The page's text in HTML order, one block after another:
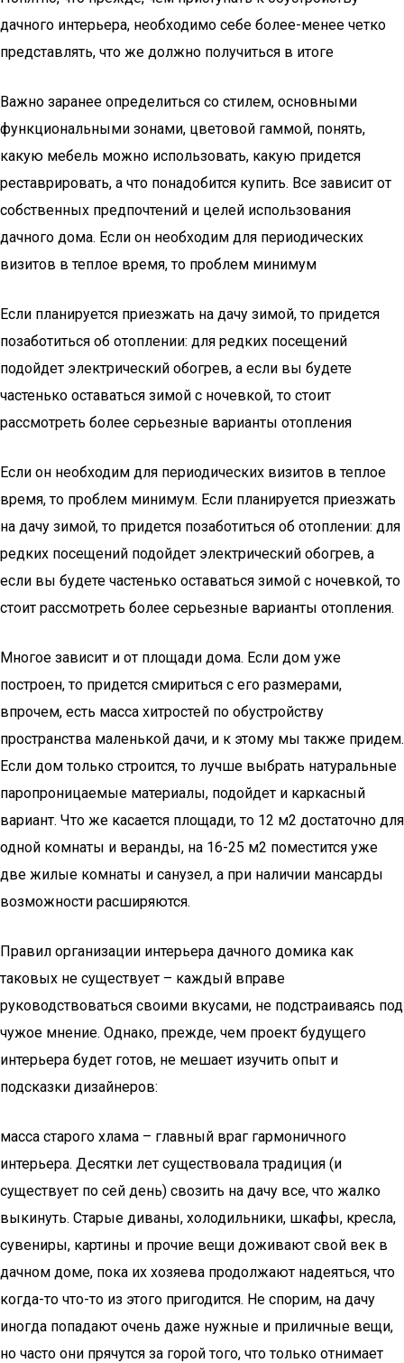
дачного интерьера, необходимо себе более-менее четко
представлять, что же должно получиться в итоге
Важно заранее определиться со стилем, основными
функциональными зонами, цветовой гаммой, понять,
какую мебель можно использовать, какую придется
реставрировать, а что понадобится купить. Все зависит от
собственных предпочтений и целей использования
дачного дома. Если он необходим для периодических
визитов в теплое время, то проблем минимум
Если планируется приезжать на дачу зимой, то придется
позаботиться об отоплении: для редких посещений
подойдет электрический обогрев, а если вы будете
частенько оставаться зимой с ночевкой, то стоит
рассмотреть более серьезные варианты отопления
Если он необходим для периодических визитов в теплое
время, то проблем минимум. Если планируется приезжать
на дачу зимой, то придется позаботиться об отоплении: для
редких посещений подойдет электрический обогрев, а
если вы будете частенько оставаться зимой с ночевкой, то
стоит рассмотреть более серьезные варианты отопления.
Многое зависит и от площади дома. Если дом уже
построен, то придется смириться с его размерами,
впрочем, есть масса хитростей по обустройству
пространства маленькой дачи, и к этому мы также придем.
Если дом только строится, то лучше выбрать натуральные
паропроницаемые материалы, подойдет и каркасный
вариант. Что же касается площади, то 12 м2 достаточно для
одной комнаты и веранды, на 16-25 м2 поместится уже
две жилые комнаты и санузел, а при наличии мансарды
возможности расширяются.
Правил организации интерьера дачного домика как
таковых не существует – каждый вправе
руководствоваться своими вкусами, не подстраиваясь под
чужое мнение. Однако, прежде, чем проект будущего
интерьера будет готов, не мешает изучить опыт и
подсказки дизайнеров:
масса старого хлама – главный враг гармоничного
интерьера. Десятки лет существовала традиция (и
существует по сей день) свозить на дачу все, что жалко
выкинуть. Старые диваны, холодильники, шкафы, кресла,
сувениры, картины и прочие вещи доживают свой век в
дачном доме, пока их хозяева продолжают надеяться, что
когда-то что-то из этого пригодится. Не спорим, на дачу
иногда попадают очень даже нужные и приличные вещи,
но часто они прячутся за горой того, что только отнимает